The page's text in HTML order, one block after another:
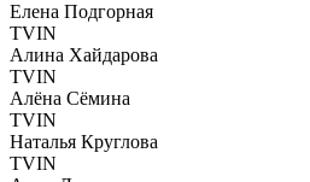
Елена Подгорная
TVIN
Алина Хайдарова
TVIN
Алёна Сёмина
TVIN
Наталья Круглова
TVIN